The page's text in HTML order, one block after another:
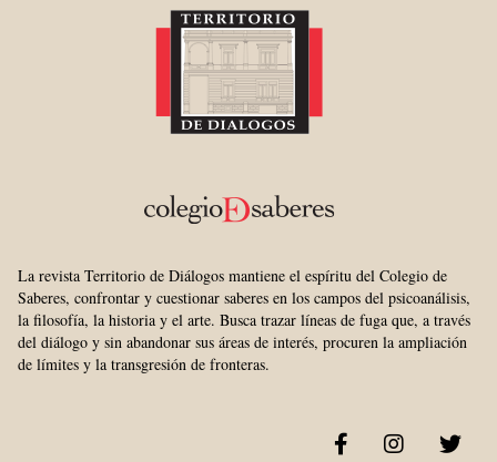
La revista Territorio de Diálogos mantiene el espíritu del Colegio de
Saberes, confrontar y cuestionar saberes en los campos del psicoanálisis,
la filosofía, la historia y el arte. Busca trazar líneas de fuga que, a través
del diálogo y sin abandonar sus áreas de interés, procuren la ampliación
de límites y la transgresión de fronteras.